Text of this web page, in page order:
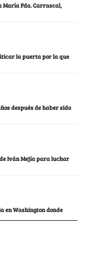
María Fda. Carrascal,
la puerta por la que
después de haber sido
Iván Mejía para luchar
en Washington donde